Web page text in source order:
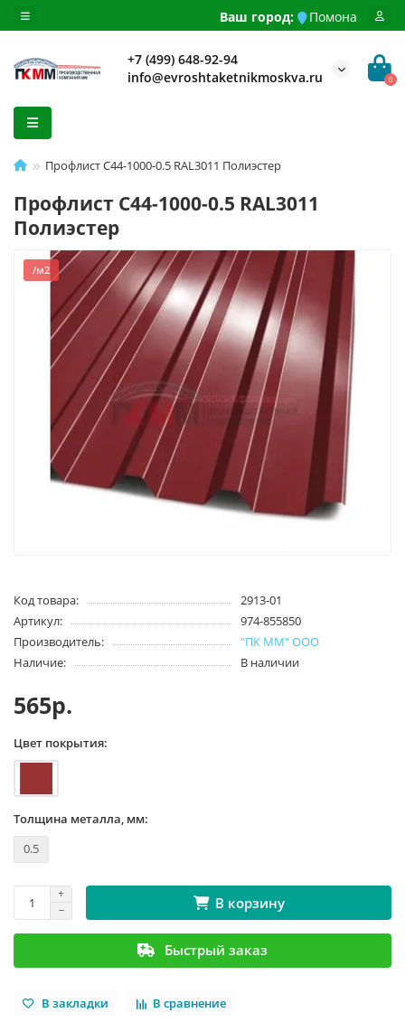
Ваш город: Помона
+7 (499) 648-92-94
info@evroshtaketnikmoskva.ru
0
Профлист С44-1000-0.5 RAL3011 Полиэстер
Профлист С44-1000-0.5 RAL3011
Полиэстер
/м2
Код товара:
2913-01
Артикул:
974-855850
Производитель:
"ПК ММ" ООО
Наличие:
В наличии
565р.
Цвет покрытия:
Толщина металла, мм:
0.5
В корзину
Быстрый заказ
В закладки В сравнение